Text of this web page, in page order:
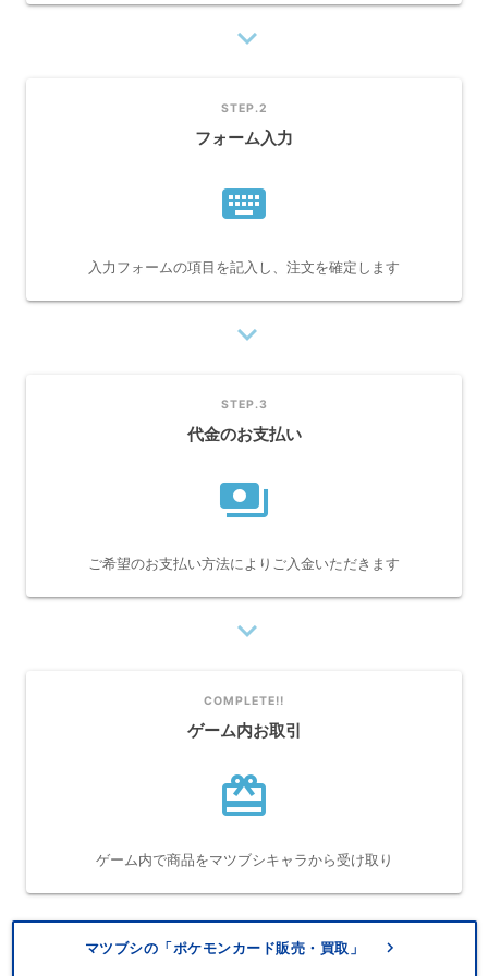
navigate_next
STEP.2
フォーム入力
keyboard
入力フォームの項目を記入し、注文を確定します
navigate_next
STEP.3
代金のお支払い
payments
ご希望のお支払い方法によりご入金いただきます
navigate_next
COMPLETE!!
ゲーム内お取引
card_giftcard
ゲーム内で商品をマツブシキャラから受け取り
マツブシの「ポケモンカード販売・買取」 keyboard_arrow_right